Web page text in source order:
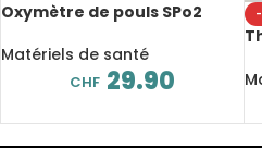
Oxymètre de pouls SPo2
Matériels de santé
CHF 29.90
à